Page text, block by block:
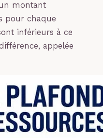
montant
pour chaque
inférieurs à ce
appelée